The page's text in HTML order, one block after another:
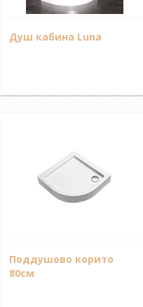
Душ кабина Luna
Поддушово корито
80см